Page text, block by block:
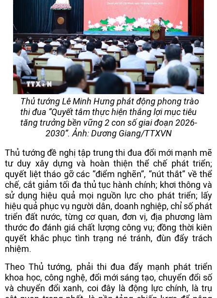
Thủ tướng Lê Minh Hưng phát động phong trào
thi đua “Quyết tâm thực hiện thắng lợi mục tiêu
tăng trưởng bền vững 2 con số giai đoạn 2026-
2030”. Ảnh: Dương Giang/TTXVN
Thủ tướng đề nghị tập trung thi đua đổi mới mạnh mẽ
tư duy xây dựng và hoàn thiện thể chế phát triển;
quyết liệt tháo gỡ các “điểm nghẽn”, “nút thắt” về thể
chế, cắt giảm tối đa thủ tục hành chính; khơi thông và
sử dụng hiệu quả mọi nguồn lực cho phát triển; lấy
hiệu quả phục vụ người dân, doanh nghiệp, chỉ số phát
triển đất nước, từng cơ quan, đơn vị, địa phương làm
thước đo đánh giá chất lượng công vụ; đồng thời kiên
quyết khắc phục tình trạng né tránh, đùn đẩy trách
nhiệm.
Theo Thủ tướng, phải thi đua đẩy mạnh phát triển
khoa học, công nghệ, đổi mới sáng tạo, chuyển đổi số
và chuyển đổi xanh, coi đây là động lực chính, là trụ